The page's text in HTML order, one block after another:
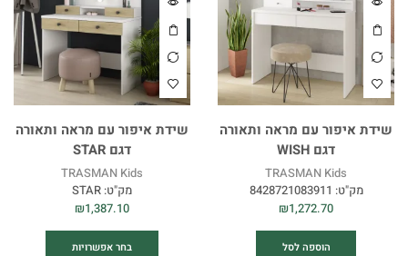
שידת איפור עם מראה ותאורה
דגם WISH
TRASMAN Kids
מק"ט: 8428721083911
₪1,272.70
הוספה לסל
שידת איפור עם מראה ותאורה
דגם STAR
TRASMAN Kids
מק"ט: STAR
₪1,387.10
בחר אפשרויות